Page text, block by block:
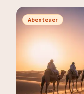
Abenteuer